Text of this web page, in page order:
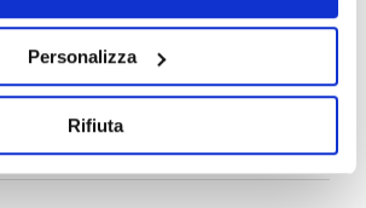
Personalizza
Rifiuta